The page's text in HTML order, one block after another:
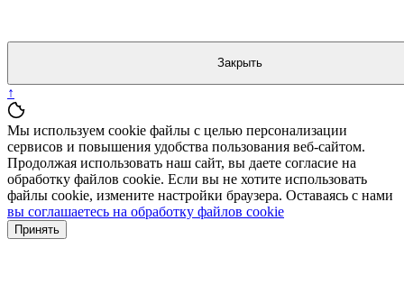
Закрыть
↑
Мы используем cookie файлы с целью персонализации
сервисов и повышения удобства пользования веб-сайтом.
Продолжая использовать наш сайт, вы даете согласие на
обработку файлов cookie. Если вы не хотите использовать
файлы cookie, измените настройки браузера. Оставаясь с нами
вы соглашаетесь на обработку файлов cookie
Принять